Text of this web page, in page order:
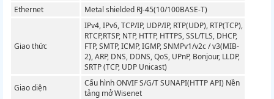
Ethernet
Metal shielded RJ-45(10/100BASE-T)
Giao thức
IPv4, IPv6, TCP/IP, UDP/IP, RTP(UDP), RTP(TCP),
RTCP,RTSP, NTP, HTTP, HTTPS, SSL/TLS, DHCP,
FTP, SMTP, ICMP, IGMP, SNMPv1/v2c / v3(MIB-
2), ARP, DNS, DDNS, QoS, UPnP, Bonjour, LLDP,
SRTP (TCP, UDP Unicast)
Giao diện
Cấu hình ONVIF S/G/T SUNAPI(HTTP API) Nền
tảng mở Wisenet